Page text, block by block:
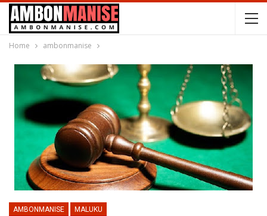
Home ambonmanise
AMBONMANISE MALUKU